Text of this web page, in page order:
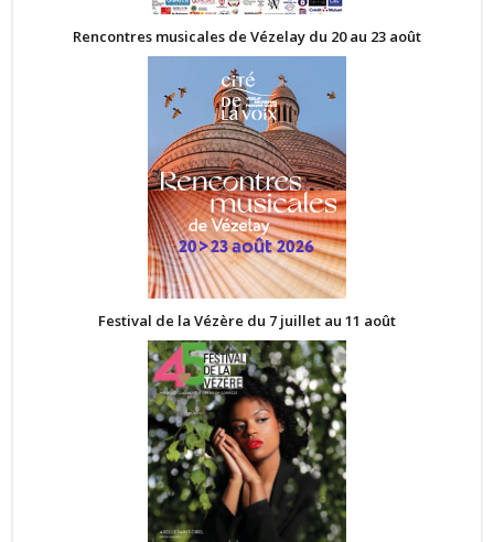
Rencontres musicales de Vézelay du 20 au 23 août
Festival de la Vézère du 7 juillet au 11 août